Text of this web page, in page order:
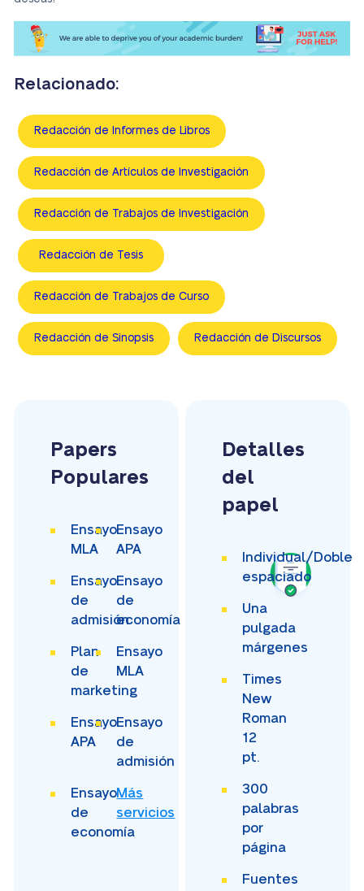
Relacionado:
Redacción de Informes de Libros
Redacción de Artículos de Investigación
Redacción de Trabajos de Investigación
Redacción de Tesis
Redacción de Trabajos de Curso
Redacción de Sinopsis Redacción de Discursos
Papers
Populares
Ensayo
MLA
Ensayo
APA
Ensayo
de
admisión
Ensayo
de
economía
Plan
de
marketing
Ensayo
MLA
Ensayo
APA
Ensayo
de
admisión
Ensayo
de
economía
Más
servicios
Detalles
del
papel
Individual/Doble
espaciado
Una
pulgada
márgenes
Times
New
Roman
12
pt.
300
palabras
por
página
Fuentes